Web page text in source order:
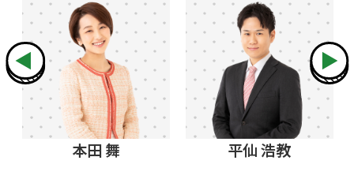
◀
本田 舞 平仙 浩教
▶